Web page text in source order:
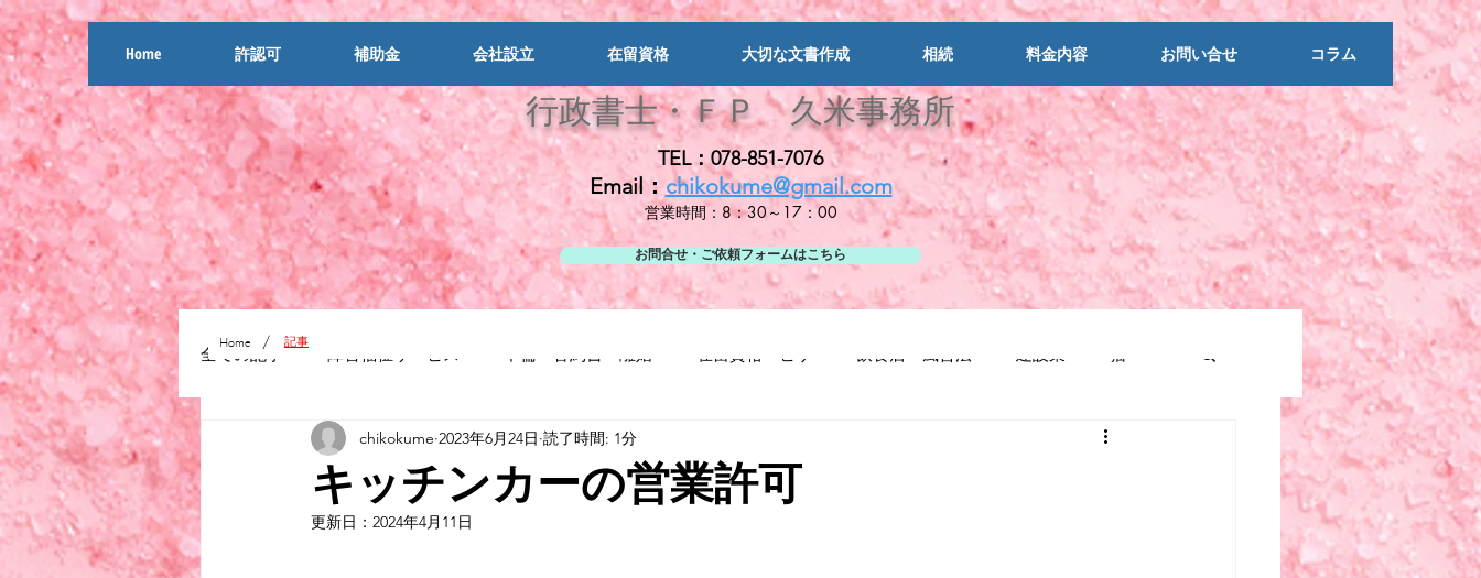
Home 許認可 補助金 会社設立 在留資格 大切な文書作成 相続 料金内容 お問い合せ コラム
行政書士・ＦＰ久米事務所
TEL：078-851-7076
Email： chikokume@gmail.com
営業時間：8：30～17：00
お問合せ・ご依頼フォームはこちら
全ての記事
認知症・介護・任意後見 脱ステロイド
キッチンカーの営業許可
chikokume 2023年6月24日 読了時間: 1分
更新日： 2024年4月11日
Home / 記事